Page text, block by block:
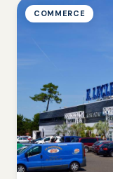
COMMERCE